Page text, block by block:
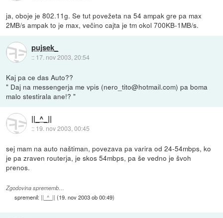
ja, oboje je 802.11g. Se tut povežeta na 54 ampak gre pa max
2MB/s ampak to je max, večino cajta je tm okol 700KB-1MB/s.
pujsek_
:: 17. nov 2003, 20:54
Kaj pa ce das Auto??
" Daj na messengerja me vpis (nero_tito@hotmail.com) pa boma
malo stestirala ane!? "
||_^_||
:: 19. nov 2003, 00:45
sej mam na auto naštiman, povezava pa varira od 24-54mbps, ko
je pa zraven routerja, je skos 54mbps, pa še vedno je švoh
prenos.
Zgodovina sprememb…
spremenil: ||_^_|| (19. nov 2003 ob 00:49)